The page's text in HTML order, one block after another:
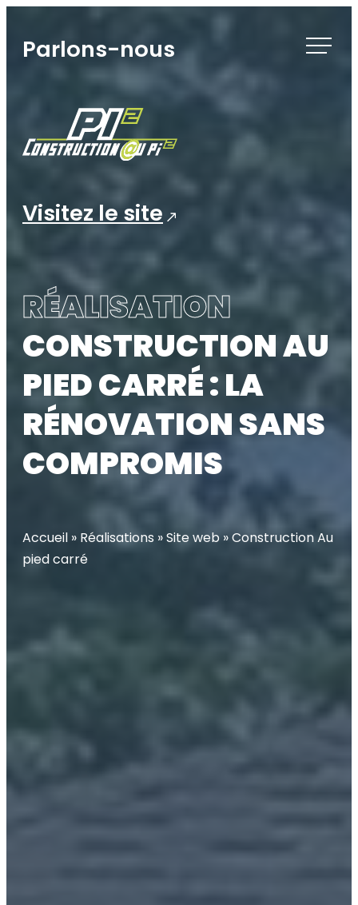
Parlons-nous
Visitez le site
RÉALISATION
CONSTRUCTION AU
PIED CARRÉ : LA
RÉNOVATION SANS
COMPROMIS
Accueil » Réalisations »Site web»Construction Au
pied carré